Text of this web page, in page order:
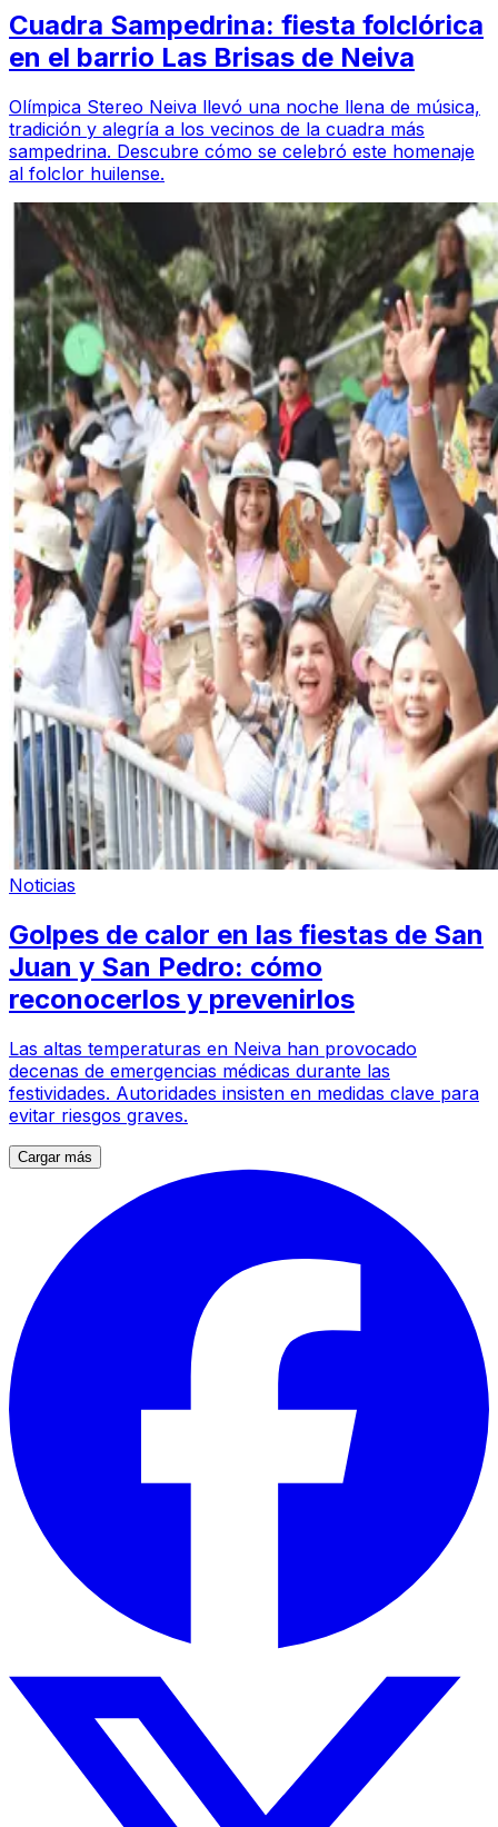
Cuadra Sampedrina: fiesta folclórica
en el barrio Las Brisas de Neiva
Olímpica Stereo Neiva llevó una noche llena de música,
tradición y alegría a los vecinos de la cuadra más
sampedrina. Descubre cómo se celebró este homenaje
al folclor huilense.
Noticias
Golpes de calor en las fiestas de San
Juan y San Pedro: cómo
reconocerlos y prevenirlos
Las altas temperaturas en Neiva han provocado
decenas de emergencias médicas durante las
festividades. Autoridades insisten en medidas clave para
evitar riesgos graves.
Cargar más